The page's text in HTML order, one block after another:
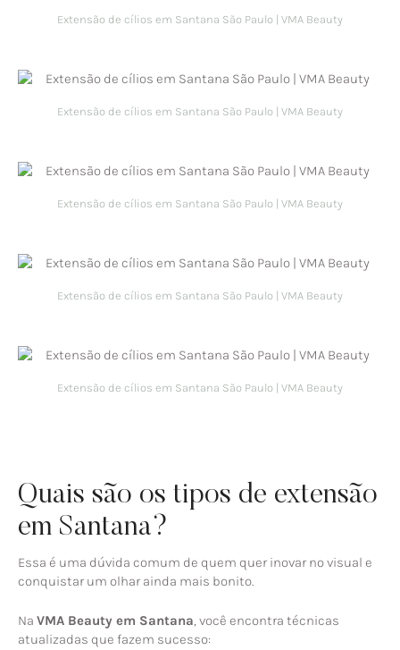
Extensão de cílios em Santana São Paulo | VMA Beauty
Extensão de cílios em Santana São Paulo | VMA Beauty
Extensão de cílios em Santana São Paulo | VMA Beauty
Extensão de cílios em Santana São Paulo | VMA Beauty
Extensão de cílios em Santana São Paulo | VMA Beauty
Quais são os tipos de extensão
em Santana?
Essa é uma dúvida comum de quem quer inovar no visual e
conquistar um olhar ainda mais bonito.
Na VMA Beauty em Santana , você encontra técnicas
atualizadas que fazem sucesso: